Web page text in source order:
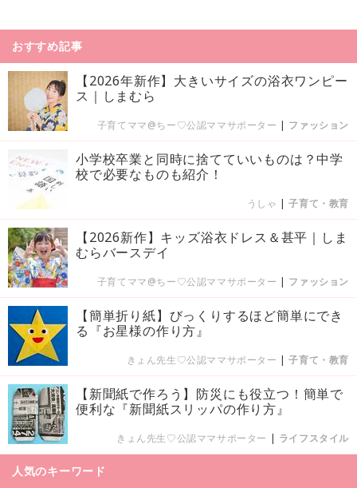
おすすめ記事
【2026年新作】大きいサイズの浴衣ワンピー
ス｜しまむら
子育てママ@ちー♡公認ママサポーター | ファッション
小学校卒業と同時に捨てていいものは？中学
校で必要なものも紹介！
うしゃ |子育て・教育
【2026新作】キッズ浴衣ドレス＆甚平｜しま
むらバースデイ
子育てママ@ちー♡公認ママサポーター | ファッション
【簡単折り紙】びっくりするほど簡単にでき
る『お星様の作り方』
きょん先生♡公認ママサポーター |子育て・教育
【新聞紙で作ろう】防災にも役立つ！簡単で
便利な『新聞紙スリッパの作り方』
きょん先生♡公認ママサポーター | ライフスタイル
人気のキーワード